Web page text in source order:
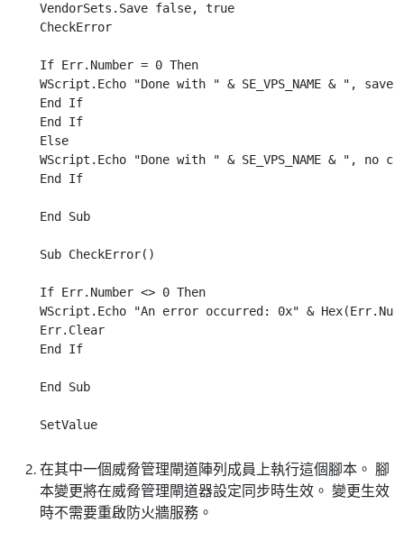
VendorSets.Save false, true
CheckError
If Err.Number = 0 Then
WScript.Echo "Done with " & SE_VPS_NAME & ",
End If
End If
Else
WScript.Echo "Done with " & SE_VPS_NAME & ", no
End If
End Sub
Sub CheckError()
If Err.Number <> 0 Then
WScript.Echo "An error occurred: 0x" &
Err.Clear
End If
End Sub
在其中一個威脅管理閘道陣列成員上執行這個腳本。 腳
本變更將在威脅管理閘道器設定同步時生效。 變更生效
時不需要重啟防火牆服務。